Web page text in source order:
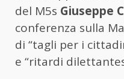
del M5s Giuseppe
conferenza sulla
di “tagli per i
e “ritardi